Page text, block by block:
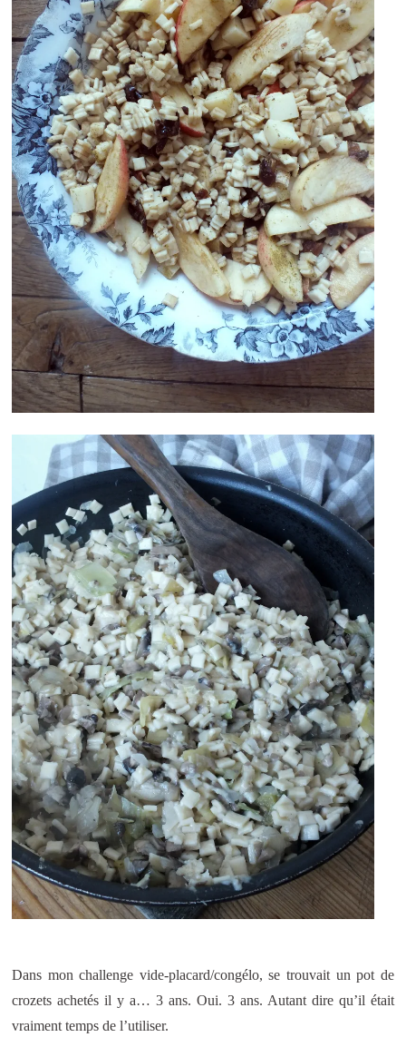
Dans mon challenge vide-placard/congélo, se trouvait un pot de
crozets achetés il y a… 3 ans. Oui. 3 ans. Autant dire qu’il était
vraiment temps de l’utiliser.